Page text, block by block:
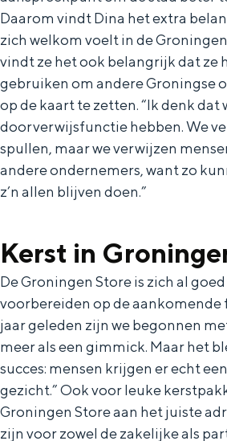
a
l
:
N
e
d
e
l
a
n
d
s
S
e
i
t
Daarom vindt Dina het extra
zich welkom voelt in de
vindt ze het ook belangrijk dat ze
gebruiken om andere Groningse
op de kaart te zetten. “Ik denk dat
doorverwijsfunctie hebben. We
spullen, maar we verwijzen
andere ondernemers, want zo
z’n allen blijven doen.”
Kerst in
De Groningen Store is zich al
voorbereiden op de aankomende
jaar geleden zijn we begonnen
meer als een gimmick. Maar het
succes: mensen krijgen er echt
gezicht.” Ook voor leuke
Groningen Store aan het juiste
zijn voor zowel de zakelijke als